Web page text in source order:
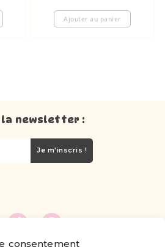
consentement
Ajouter au panier
la newsletter :
Je m'inscris !